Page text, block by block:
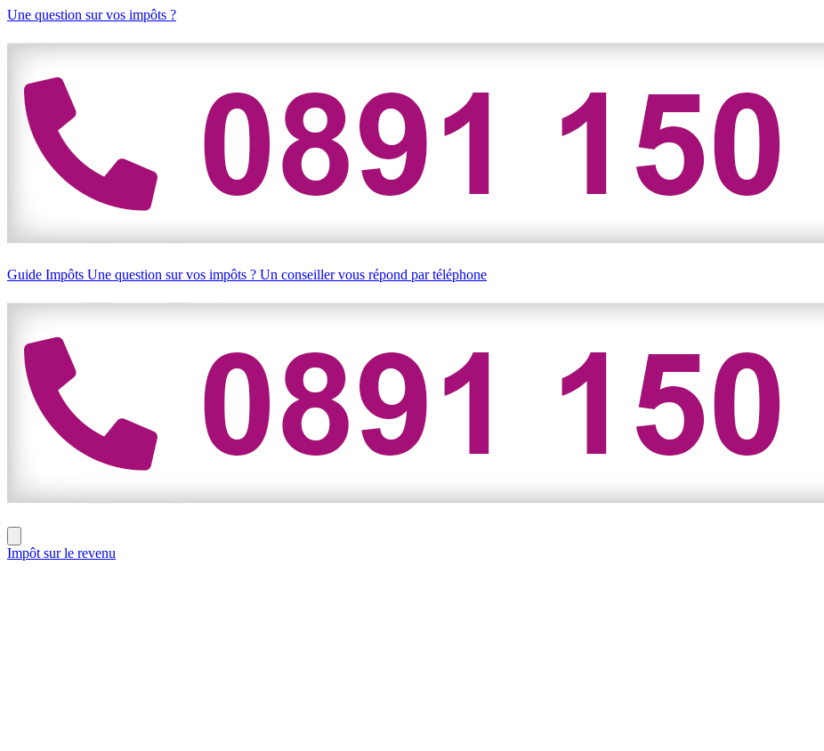
Une question sur vos impôts ?
Guide Impôts Une question sur vos impôts ? Un conseiller vous répond par téléphone
Impôt sur le revenu